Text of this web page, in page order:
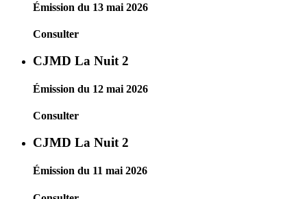
Émission du 13 mai 2026
Consulter
CJMD La Nuit 2
Émission du 12 mai 2026
Consulter
CJMD La Nuit 2
Émission du 11 mai 2026